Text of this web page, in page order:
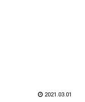
2021.03.01